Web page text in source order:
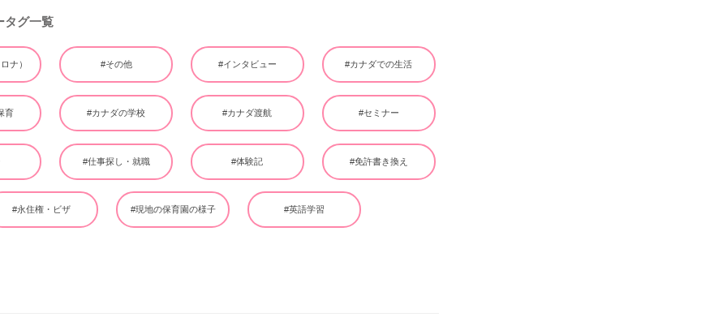
グ一覧
ナ） #その他 #インタビュー #カナダでの生活
育 #カナダの学校 #カナダ渡航 #セミナー
#仕事探し・就職 #体験記 #免許書き換え
#永住権・ビザ #現地の保育園の様子 #英語学習